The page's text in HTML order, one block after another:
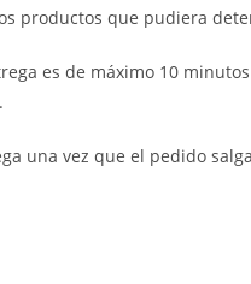
productos que pudiera
es de máximo 10
una vez que el pedido